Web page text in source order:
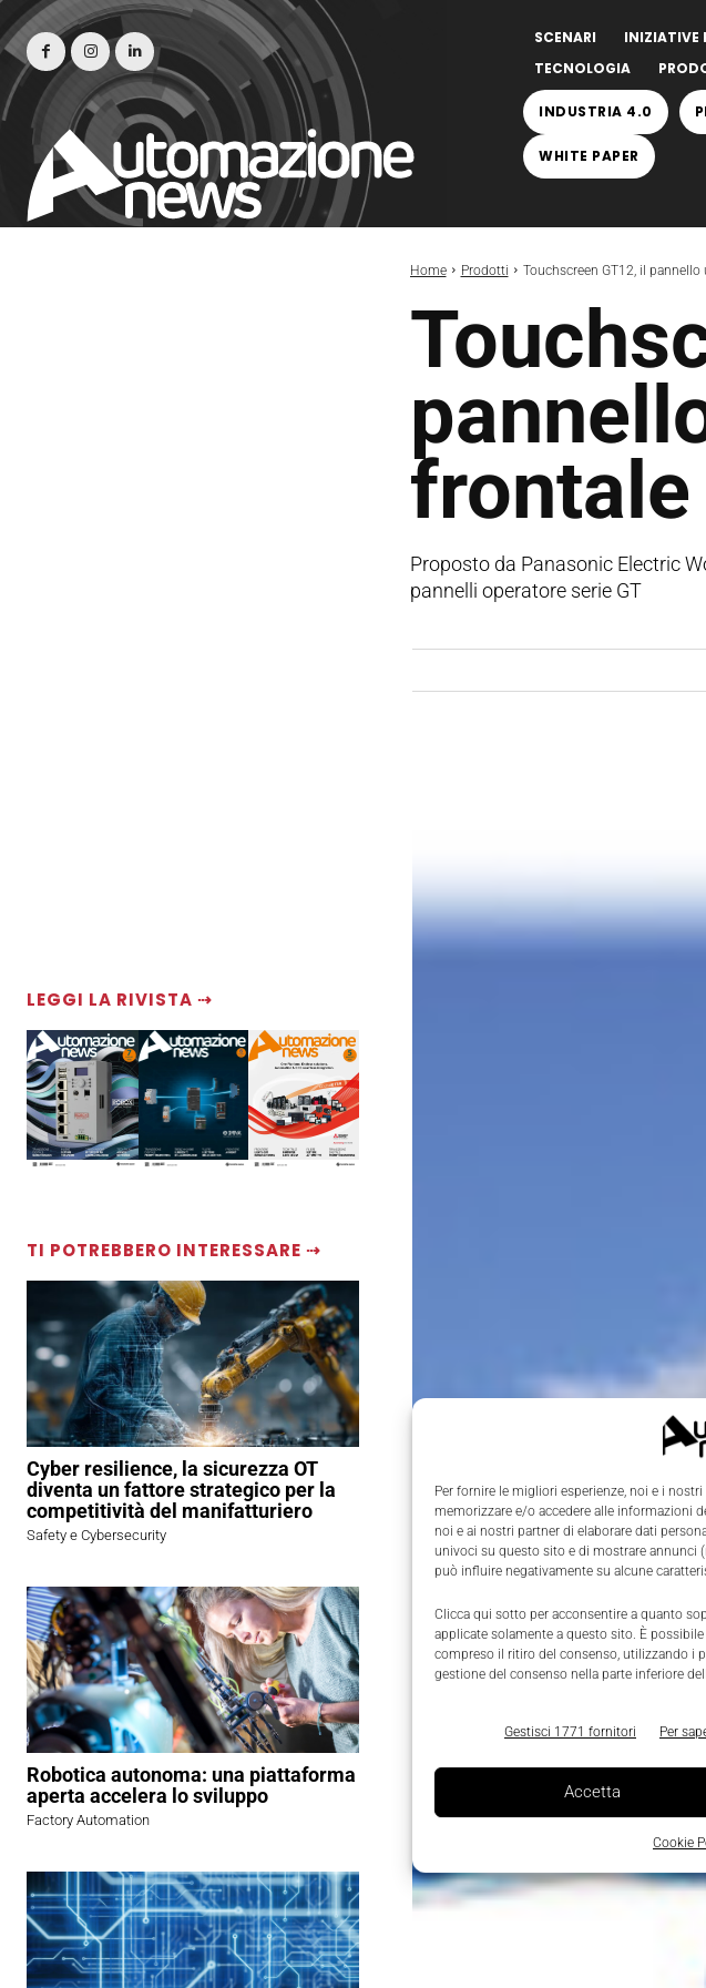
Per fornire le migliori esperienze, noi e i
memorizzare e/o accedere alle informazioni
noi e ai nostri partner di elaborare dati
univoci su questo sito e di mostrare annunci
può influire negativamente su alcune
Clicca qui sotto per acconsentire a quanto
applicate solamente a questo sito. È
compreso il ritiro del consenso, utilizzando i
gestione del consenso nella parte inferiore
Gestisci 1771 fornitori Per
Accetta
Cookie
SCENARI INIZIATIVE
TECNOLOGIA
INDUSTRIA 4.0
WHITE PAPER
Home Prodotti Touchscreen GT12, il
Proposto da Panasonic Electric
pannelli operatore serie GT
LEGGI LA RIVISTA ⇢
TI POTREBBERO INTERESSARE ⇢
Cyber resilience, la sicurezza OT
diventa un fattore strategico per la
competitività del manifatturiero
Safety e Cybersecurity
Robotica autonoma: una piattaforma
aperta accelera lo sviluppo
Factory Automation